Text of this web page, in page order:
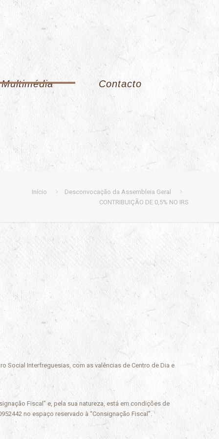
Multimédia Contacto
Início
Desconvocação da Assembleia Geral
CONTRIBUIÇÃO DE 0,5% NO IRS
Social Interfreguesias, com as valências de Centro de Dia e
Fiscal” e, pela sua natureza, está em condições de
no espaço reservado à “Consignação Fiscal”.